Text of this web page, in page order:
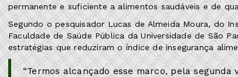
permanente e suficiente a alimentos saudáveis e de
Segundo o pesquisador Lucas de Almeida Moura, do
Faculdade de Saúde Pública da Universidade de São
estratégias que reduziram o índice de insegurança
“Termos alcançado esse marco, pela segunda